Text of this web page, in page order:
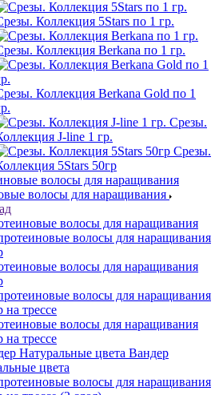
Коллекция 5Stars по 1 гр.
Коллекция Berkana по 1 гр.
Коллекция Berkana Gold по 1
Срезы.
J-line 1 гр.
Срезы.
5Stars 50гр
волосы для наращивания
волосы для наращивания
волосы для наращивания
волосы для наращивания
на трессе
Вандер
цвета